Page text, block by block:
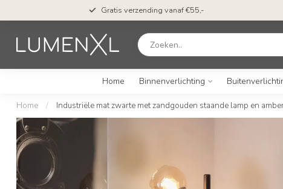
Gratis verzending vanaf €55,-
Home Binnenverlichting
Home / Industriële mat zwarte met zandgouden staande lamp en